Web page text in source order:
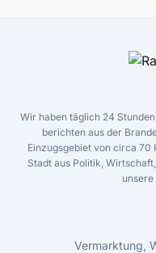
Wir haben täglich 24
berichten aus der
Einzugsgebiet von circa 70
Stadt aus Politik,
Vermarktung,